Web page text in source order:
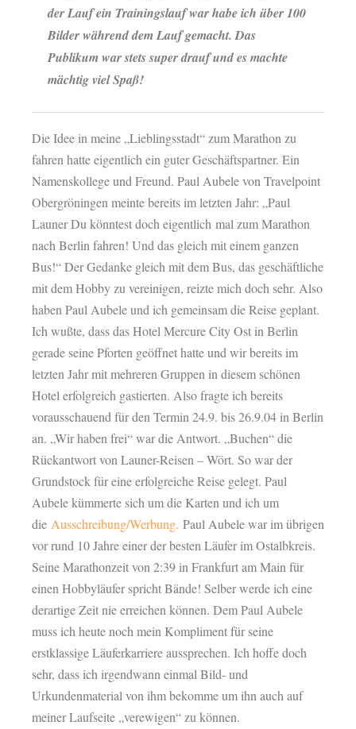
der Lauf ein Trainingslauf war habe ich über 100
Bilder während dem Lauf gemacht. Das
Publikum war stets super drauf und es machte
mächtig viel Spaß!
Die Idee in meine „Lieblingsstadt“ zum Marathon zu
fahren hatte eigentlich ein guter Geschäftspartner. Ein
Namenskollege und Freund. Paul Aubele von Travelpoint
Obergröningen meinte bereits im letzten Jahr: „Paul
Launer Du könntest doch eigentlich mal zum Marathon
nach Berlin fahren! Und das gleich mit einem ganzen
Bus!“ Der Gedanke gleich mit dem Bus, das geschäftliche
mit dem Hobby zu vereinigen, reizte mich doch sehr. Also
haben Paul Aubele und ich gemeinsam die Reise geplant.
Ich wußte, dass das Hotel Mercure City Ost in Berlin
gerade seine Pforten geöffnet hatte und wir bereits im
letzten Jahr mit mehreren Gruppen in diesem schönen
Hotel erfolgreich gastierten. Also fragte ich bereits
vorausschauend für den Termin 24.9. bis 26.9.04 in Berlin
an. „Wir haben frei“ war die Antwort. „Buchen“ die
Rückantwort von Launer-Reisen – Wört. So war der
Grundstock für eine erfolgreiche Reise gelegt. Paul
Aubele kümmerte sich um die Karten und ich um
die Ausschreibung/Werbung. Paul Aubele war im übrigen
vor rund 10 Jahre einer der besten Läufer im Ostalbkreis.
Seine Marathonzeit von 2:39 in Frankfurt am Main für
einen Hobbyläufer spricht Bände! Selber werde ich eine
derartige Zeit nie erreichen können. Dem Paul Aubele
muss ich heute noch mein Kompliment für seine
erstklassige Läuferkarriere aussprechen. Ich hoffe doch
sehr, dass ich irgendwann einmal Bild- und
Urkundenmaterial von ihm bekomme um ihn auch auf
meiner Laufseite „verewigen“ zu können.